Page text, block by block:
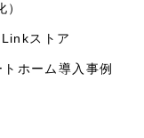
ストア
トホーム導入事例